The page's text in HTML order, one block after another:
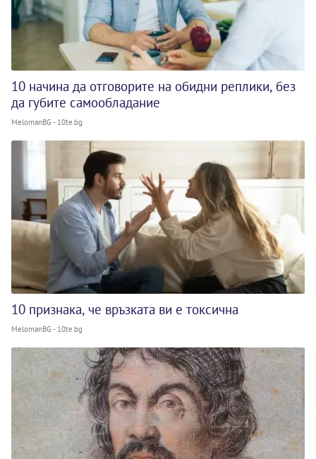
10 начина да отговорите на обидни реплики, без
да губите самообладание
MelomanBG - 10te.bg
10 признака, че връзката ви е токсична
MelomanBG - 10te.bg